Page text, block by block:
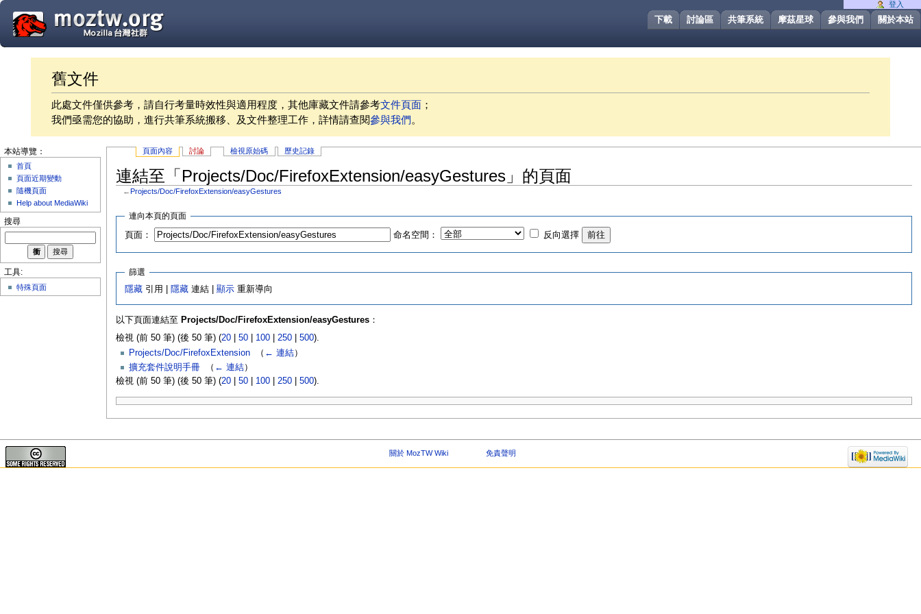
關於本站
參與我們
摩茲星球
共筆系統
討論區
下載
舊文件
此處文件僅供參考，請自行考量時效性與適用程度，其他庫藏文件請參考文件頁面 ；
我們亟需您的協助，進行共筆系統搬移、及文件整理工作，詳情請查閱參與我們。
頁面內容 討論 檢視原始碼 歷史記錄
連結至「Projects/Doc/FirefoxExtension/easyGestures」的頁面
← Projects/Doc/FirefoxExtension/easyGestures
連向本頁的頁面
頁面： 命名空間： 反向選擇
篩選
隱藏 引用 | 隱藏 連結 |顯示 重新導向
以下頁面連結至 Projects/Doc/FirefoxExtension/easyGestures：
檢視 (前 50 筆) (後 50 筆) (20| 50| 100| 250| 500).
Projects/Doc/FirefoxExtension‎ （ ← 連結）
擴充套件說明手冊‎ （ ← 連結）
檢視 (前 50 筆) (後 50 筆) (20| 50| 100| 250| 500).
登入
本站導覽：
首頁
頁面近期變動
隨機頁面
Help about MediaWiki
搜尋
工具:
特殊頁面
關於 MozTW Wiki 免責聲明